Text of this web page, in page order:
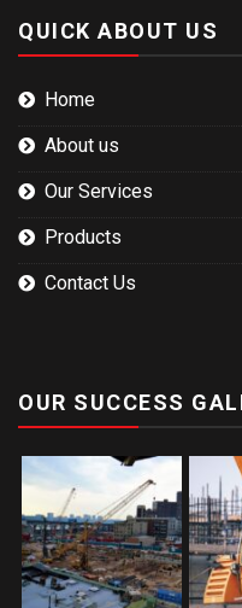
QUICK ABOUT US
Home
About us
Our Services
Products
Contact Us
OUR SUCCESS